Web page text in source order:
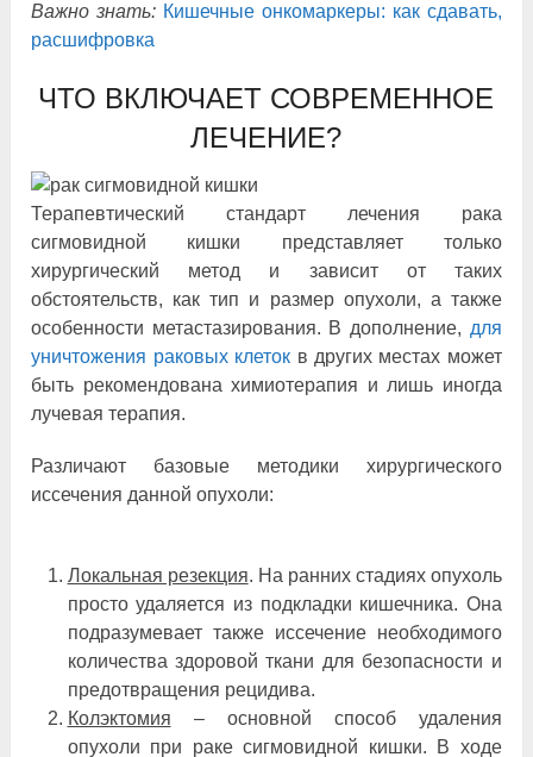
Важно знать: Кишечные онкомаркеры: как сдавать,
расшифровка
ЧТО ВКЛЮЧАЕТ СОВРЕМЕННОЕ
ЛЕЧЕНИЕ?
Терапевтический стандарт лечения рака
сигмовидной кишки представляет только
хирургический метод и зависит от таких
обстоятельств, как тип и размер опухоли, а также
особенности метастазирования. В дополнение, для
уничтожения раковых клеток в других местах может
быть рекомендована химиотерапия и лишь иногда
лучевая терапия.
Различают базовые методики хирургического
иссечения данной опухоли:
Локальная резекция. На ранних стадиях опухоль
просто удаляется из подкладки кишечника. Она
подразумевает также иссечение необходимого
количества здоровой ткани для безопасности и
предотвращения рецидива.
Колэктомия ‒ основной способ удаления
опухоли при раке сигмовидной кишки. В ходе